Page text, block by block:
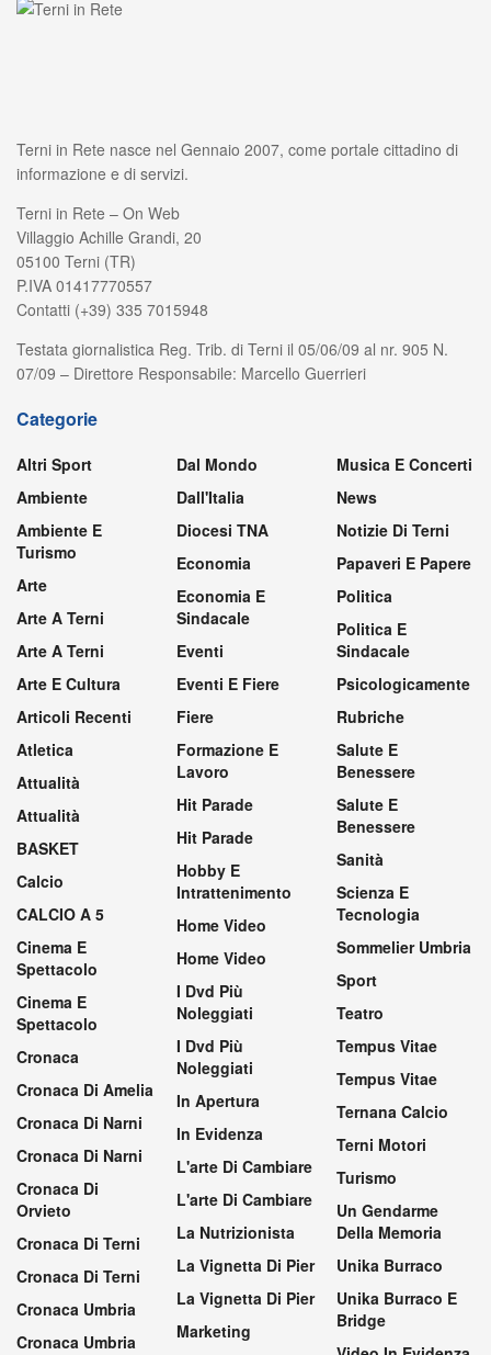
Terni in Rete nasce nel Gennaio 2007, come portale cittadino di
informazione e di servizi.
Terni in Rete – On Web
Villaggio Achille Grandi, 20
05100 Terni (TR)
P.IVA 01417770557
Contatti (+39) 335 7015948
Testata giornalistica Reg. Trib. di Terni il 05/06/09 al nr. 905 N.
07/09 – Direttore Responsabile: Marcello Guerrieri
Categorie
Altri Sport
Ambiente
Ambiente E
Turismo
Arte
Arte A Terni
Arte A Terni
Arte E Cultura
Articoli Recenti
Atletica
Attualità
Attualità
BASKET
Calcio
CALCIO A 5
Cinema E
Spettacolo
Cinema E
Spettacolo
Cronaca
Cronaca Di Amelia
Cronaca Di Narni
Cronaca Di Narni
Cronaca Di
Orvieto
Cronaca Di Terni
Cronaca Di Terni
Cronaca Umbria
Cronaca Umbria
Dal Mondo
Dall'Italia
Diocesi TNA
Economia
Economia E
Sindacale
Eventi
Eventi E Fiere
Fiere
Formazione E
Lavoro
Hit Parade
Hit Parade
Hobby E
Intrattenimento
Home Video
Home Video
I Dvd Più
Noleggiati
I Dvd Più
Noleggiati
In Apertura
In Evidenza
L'arte Di Cambiare
L'arte Di Cambiare
La Nutrizionista
La Vignetta Di Pier
La Vignetta Di Pier
Marketing
Musica E Concerti
News
Notizie Di Terni
Papaveri E Papere
Politica
Politica E
Sindacale
Psicologicamente
Rubriche
Salute E
Benessere
Salute E
Benessere
Sanità
Scienza E
Tecnologia
Sommelier Umbria
Sport
Teatro
Tempus Vitae
Tempus Vitae
Ternana Calcio
Terni Motori
Turismo
Un Gendarme
Della Memoria
Unika Burraco
Unika Burraco E
Bridge